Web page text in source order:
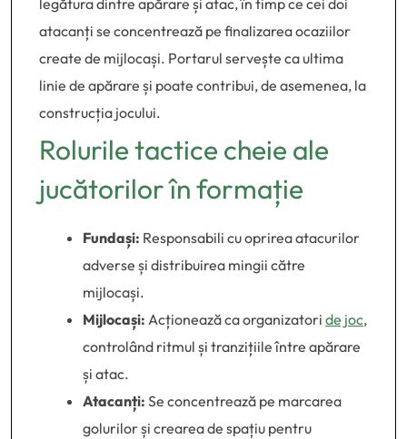
legătura dintre apărare și atac, în timp ce cei doi
atacanți se concentrează pe finalizarea ocaziilor
create de mijlocași. Portarul servește ca ultima
linie de apărare și poate contribui, de asemenea, la
construcția jocului.
Rolurile tactice cheie ale
jucătorilor în formație
Fundași: Responsabili cu oprirea atacurilor
adverse și distribuirea mingii către
mijlocași.
Mijlocași: Acționează ca organizatori de joc,
controlând ritmul și tranzițiile între apărare
și atac.
Atacanți: Se concentrează pe marcarea
golurilor și crearea de spațiu pentru